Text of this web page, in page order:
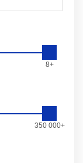
8+
350 000+